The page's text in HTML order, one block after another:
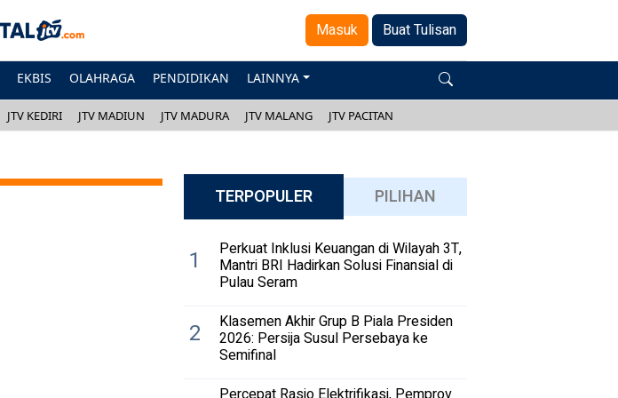
Masuk Buat Tulisan
EKBIS OLAHRAGA PENDIDIKAN LAINNYA
JTV KEDIRI JTV MADIUN JTV MADURA JTV MALANG JTV PACITAN
TERPOPULER PILIHAN
1 Perkuat Inklusi Keuangan di Wilayah 3T,
Mantri BRI Hadirkan Solusi Finansial di
Pulau Seram
2 Klasemen Akhir Grup B Piala Presiden
2026: Persija Susul Persebaya ke
Semifinal